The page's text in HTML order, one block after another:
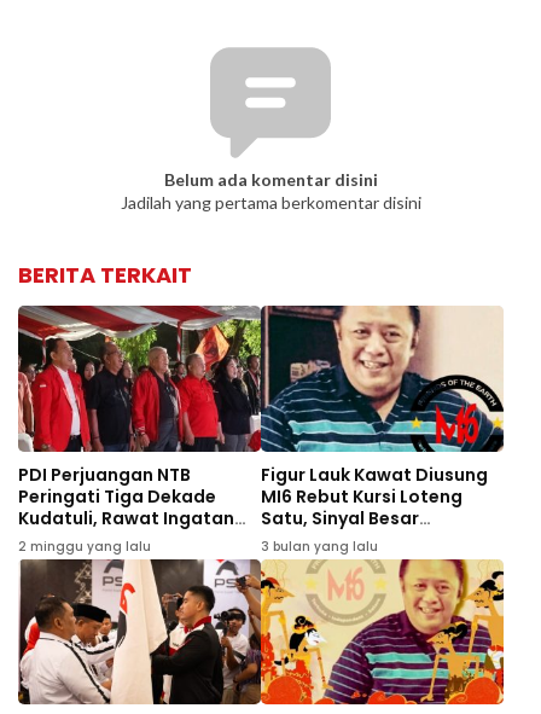
Belum ada komentar disini
Jadilah yang pertama berkomentar disini
BERITA TERKAIT
PDI Perjuangan NTB
Peringati Tiga Dekade
Kudatuli, Rawat Ingatan
Demokrasi
2 minggu yang lalu
Figur Lauk Kawat Diusung
MI6 Rebut Kursi Loteng
Satu, Sinyal Besar
Perubahan Politik
3 bulan yang lalu